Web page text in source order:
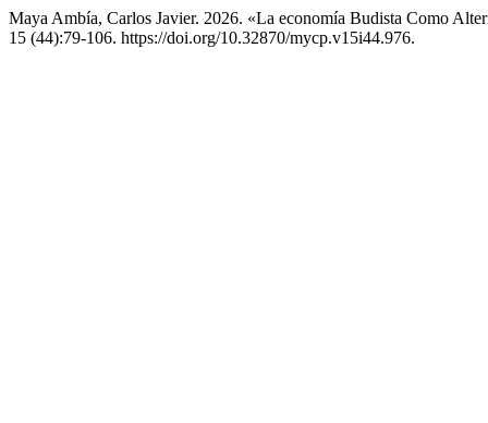
Maya Ambía, Carlos Javier. 2026. «La economía Budista Como
15 (44):79-106. https://doi.org/10.32870/mycp.v15i44.976.